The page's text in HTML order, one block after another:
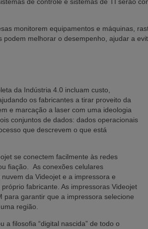
de controle e sistemas de TI serão
monitorem equipamentos e máquinas,
melhorar o desempenho, ajudar a
da Indústria 4.0 incluam custo,
os fabricantes a tirar proveito da
e marcação a laser com uma ideologia
conjuntos de dados: dados operacionais
que descrevem o que está
se conectem facilmente às redes
fiação. As conexões celulares
da Videojet e a impressora e
fabricante. As impressoras Videojet
para garantir que a impressora selecione
região.
a filosofia “digital nascida” de todo o